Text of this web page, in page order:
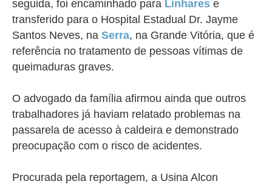
seguida, foi encaminhado para Linhares e
transferido para o Hospital Estadual Dr. Jayme
Santos Neves, na Serra, na Grande Vitória, que é
referência no tratamento de pessoas vítimas de
queimaduras graves.
O advogado da família afirmou ainda que outros
trabalhadores já haviam relatado problemas na
passarela de acesso à caldeira e demonstrado
preocupação com o risco de acidentes.
Procurada pela reportagem, a Usina Alcon